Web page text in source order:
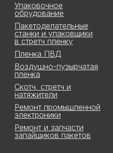
Упаковочное
обрудование
Пакетоделательные
станки и упаковщики
в стретч пленку
Пленка ПВД
Воздушно-пузырчатая
пленка
Скотч, стретч и
натяжители
Ремонт промышленной
электроники
Ремонт и запчасти
запайщиков пакетов